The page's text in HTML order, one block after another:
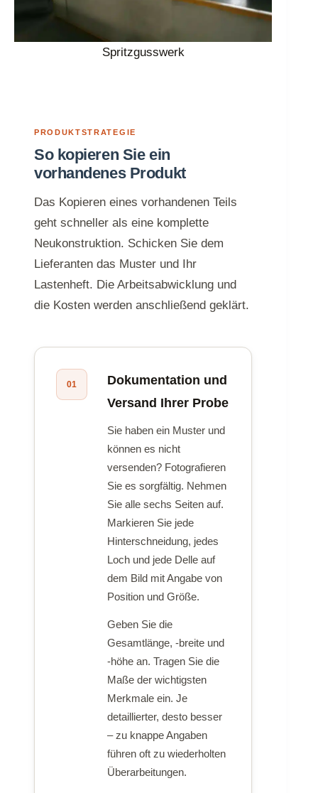
Spritzgusswerk
PRODUKTSTRATEGIE
So kopieren Sie ein
vorhandenes Produkt
Das Kopieren eines vorhandenen Teils
geht schneller als eine komplette
Neukonstruktion. Schicken Sie dem
Lieferanten das Muster und Ihr
Lastenheft. Die Arbeitsabwicklung und
die Kosten werden anschließend geklärt.
01
Dokumentation und
Versand Ihrer Probe
Sie haben ein Muster und
können es nicht
versenden? Fotografieren
Sie es sorgfältig. Nehmen
Sie alle sechs Seiten auf.
Markieren Sie jede
Hinterschneidung, jedes
Loch und jede Delle auf
dem Bild mit Angabe von
Position und Größe.
Geben Sie die
Gesamtlänge, -breite und
-höhe an. Tragen Sie die
Maße der wichtigsten
Merkmale ein. Je
detaillierter, desto besser
– zu knappe Angaben
führen oft zu wiederholten
Überarbeitungen.